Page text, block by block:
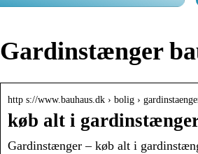
Gardinstænger
http s://www.bauhaus.dk › bolig ›
køb alt i
Gardinstænger – køb alt i